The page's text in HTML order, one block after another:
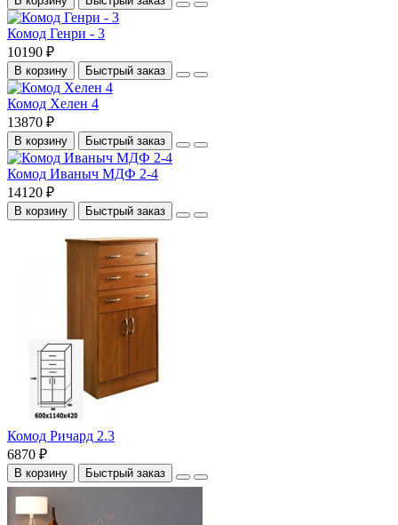
Комод Генри - 3
10190 ₽
В корзину Быстрый заказ
Комод Хелен 4
13870 ₽
В корзину Быстрый заказ
Комод Иваныч МДФ 2-4
14120 ₽
В корзину Быстрый заказ
Комод Ричард 2.3
6870 ₽
В корзину Быстрый заказ